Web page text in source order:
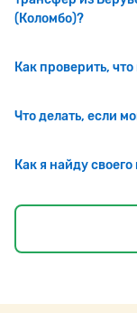
(Коломбо)?
Как проверить,
Что делать, если
Как я найду